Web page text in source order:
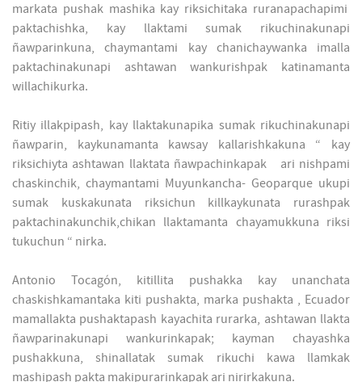
markata pushak mashika kay riksichitaka ruranapachapimi
paktachishka, kay llaktami sumak rikuchinakunapi
ñawparinkuna, chaymantami kay chanichaywanka imalla
paktachinakunapi ashtawan wankurishpak katinamanta
willachikurka.
Ritiy illakpipash, kay llaktakunapika sumak rikuchinakunapi
ñawparin, kaykunamanta kawsay kallarishkakuna “ kay
riksichiyta ashtawan llaktata ñawpachinkapak ari nishpami
chaskinchik, chaymantami Muyunkancha- Geoparque ukupi
sumak kuskakunata riksichun killkaykunata rurashpak
paktachinakunchik,chikan llaktamanta chayamukkuna riksi
tukuchun “ nirka.
Antonio Tocagón, kitillita pushakka kay unanchata
chaskishkamantaka kiti pushakta, marka pushakta , Ecuador
mamallakta pushaktapash kayachita rurarka, ashtawan llakta
ñawparinakunapi wankurinkapak; kayman chayashka
pushakkuna, shinallatak sumak rikuchi kawa llamkak
mashipash pakta makipurarinkapak ari nirirkakuna.